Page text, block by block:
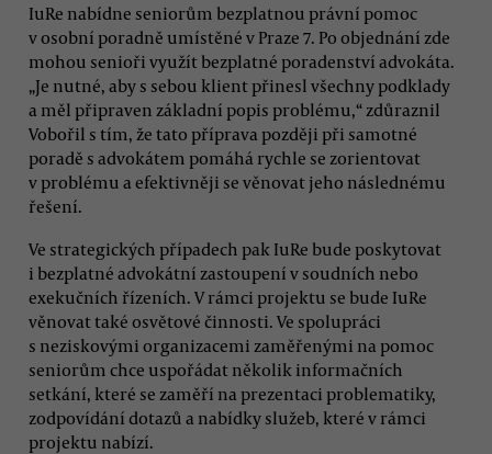
IuRe nabídne seniorům bezplatnou právní pomoc
v osobní poradně umístěné v Praze 7. Po objednání zde
mohou senioři využít bezplatné poradenství advokáta.
„Je nutné, aby s sebou klient přinesl všechny podklady
a měl připraven základní popis problému,“ zdůraznil
Vobořil s tím, že tato příprava později při samotné
poradě s advokátem pomáhá rychle se zorientovat
v problému a efektivněji se věnovat jeho následnému
řešení.
Ve strategických případech pak IuRe bude poskytovat
i bezplatné advokátní zastoupení v soudních nebo
exekučních řízeních. V rámci projektu se bude IuRe
věnovat také osvětové činnosti. Ve spolupráci
s neziskovými organizacemi zaměřenými na pomoc
seniorům chce uspořádat několik informačních
setkání, které se zaměří na prezentaci problematiky,
zodpovídání dotazů a nabídky služeb, které v rámci
projektu nabízí.